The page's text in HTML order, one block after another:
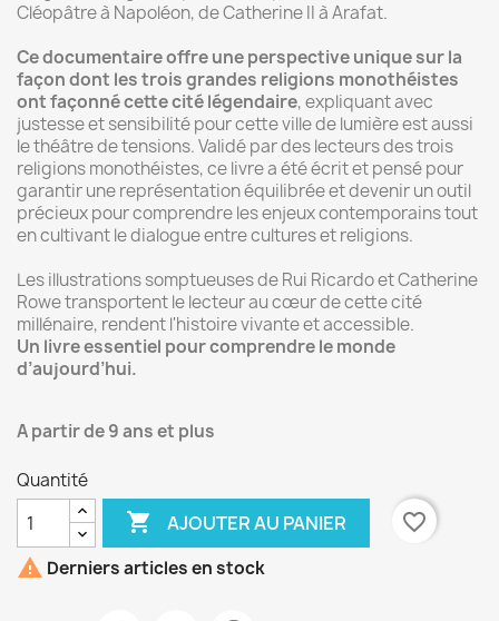
Cléopâtre à Napoléon, de Catherine II à Arafat.
Ce documentaire offre une perspective unique sur la
façon dont les trois grandes religions monothéistes
ont façonné cette cité légendaire, expliquant avec
justesse et sensibilité pour cette ville de lumière est aussi
le théâtre de tensions. Validé par des lecteurs des trois
religions monothéistes, ce livre a été écrit et pensé pour
garantir une représentation équilibrée et devenir un outil
précieux pour comprendre les enjeux contemporains tout
en cultivant le dialogue entre cultures et religions.
Les illustrations somptueuses de Rui Ricardo et Catherine
Rowe transportent le lecteur au cœur de cette cité
millénaire, rendent l'histoire vivante et accessible.
Un livre essentiel pour comprendre le monde
d’aujourd’hui.
A partir de 9 ans et plus
Quantité
 AJOUTER AU PANIER
favorite_border
 Derniers articles en stock